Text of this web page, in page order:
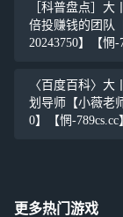
［科普盘点］大
倍投赚钱的团队
20243750】【惘-
荐！】我们应该
感谢人生中有学
段美妙的插曲，
〈百度百科〉大
划导师【小薇老
0】【惘-
应该感谢生活，
富和充实，使
更多热门游戏